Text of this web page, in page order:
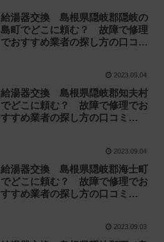
給湯器交換 島根県隠岐郡隠岐の
島町でどこに頼む？ 故障で修理
でおすすめ業者の探し方の口コミ
2023.09.04
給湯器交換 島根県隠岐郡知夫村
でどこに頼む？ 故障で修理でお
すすめ業者の探し方の口コミ
2023.09.04
給湯器交換 島根県隠岐郡海士町
でどこに頼む？ 故障で修理でお
すすめ業者の探し方の口コミ
2023.09.03